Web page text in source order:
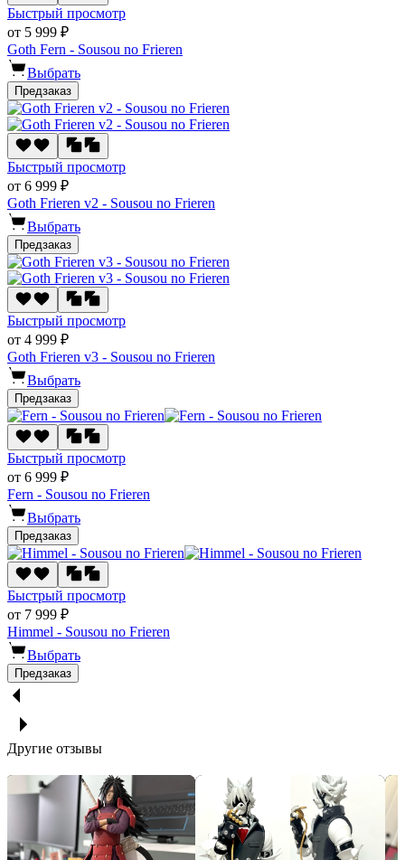
Быстрый просмотр
от 5 999 ₽
Goth Fern - Sousou no Frieren
Выбрать
Предзаказ
Быстрый просмотр
от 6 999 ₽
Goth Frieren v2 - Sousou no Frieren
Выбрать
Предзаказ
Быстрый просмотр
от 4 999 ₽
Goth Frieren v3 - Sousou no Frieren
Выбрать
Предзаказ
Быстрый просмотр
от 6 999 ₽
Fern - Sousou no Frieren
Выбрать
Предзаказ
Быстрый просмотр
от 7 999 ₽
Himmel - Sousou no Frieren
Выбрать
Предзаказ
Другие отзывы